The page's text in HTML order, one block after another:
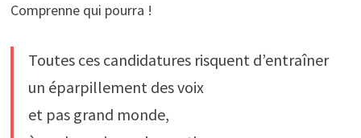
Comprenne qui pourra !
Toutes ces candidatures risquent d’entraîner
un éparpillement des voix
et pas grand monde,